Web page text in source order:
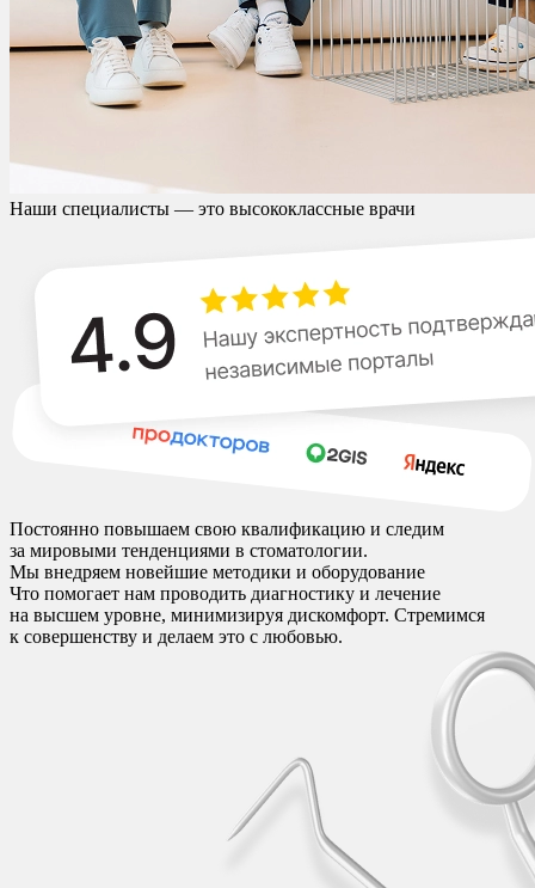
Наши специалисты — это высококлассные врачи
Постоянно повышаем свою квалификацию и следим
за мировыми тенденциями в стоматологии.
Мы внедряем новейшие методики и оборудование
Что помогает нам проводить диагностику и лечение
на высшем уровне, минимизируя дискомфорт. Стремимся
к совершенству и делаем это с любовью.